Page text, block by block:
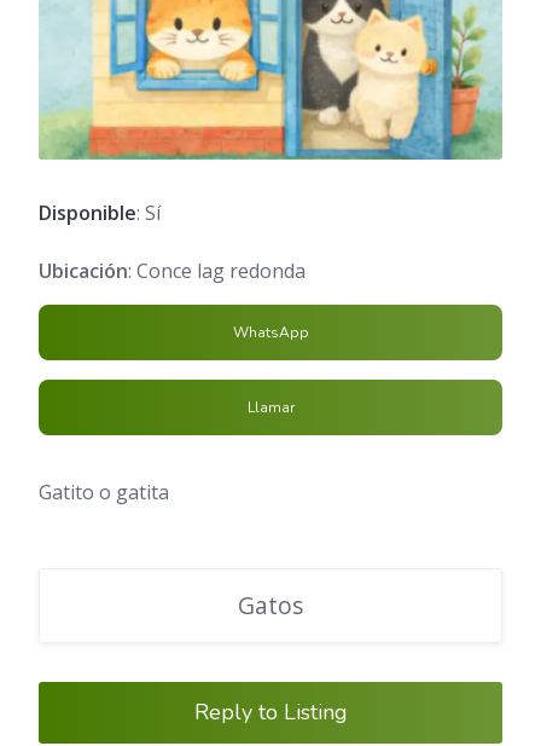
Disponible: Sí
Ubicación: Conce lag redonda
WhatsApp
Llamar
Gatito o gatita
Gatos
Reply to Listing